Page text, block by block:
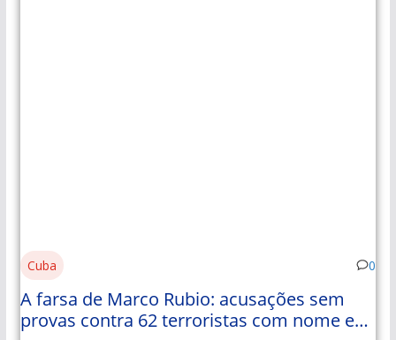
Cuba 0
A farsa de Marco Rubio: acusações sem
provas contra 62 terroristas com nome e